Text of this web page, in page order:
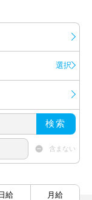
選択
検索
含まない
日給 月給